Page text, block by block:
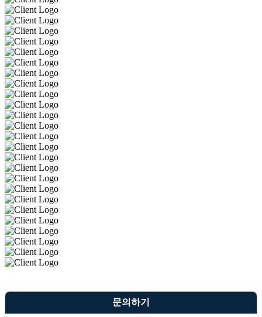
문의하기